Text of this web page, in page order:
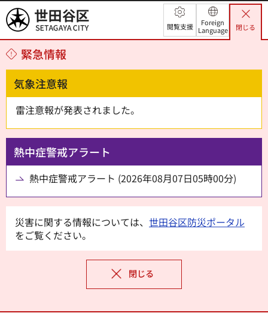
世田谷区 閲覧支援
Foreign
Language
閉じる
緊急情報
気象注意報
雷注意報が発表されました。
熱中症警戒アラート
熱中症警戒アラート (2026年08月07日05時00分)
災害に関する情報については、 世田谷区防災ポータル
をご覧ください。
閉じる